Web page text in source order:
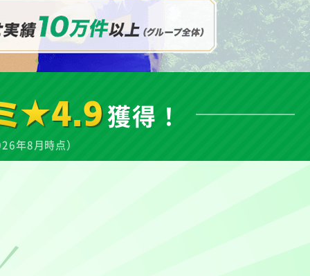
★4.9獲得！
年8月時点）